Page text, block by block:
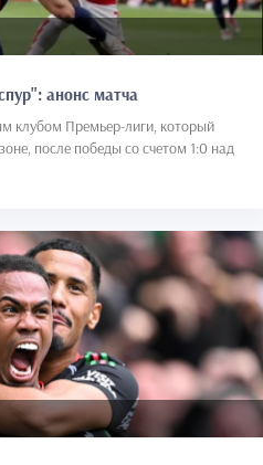
анонс матча
клубом Премьер-лиги, который
после победы со счетом 1:0 над